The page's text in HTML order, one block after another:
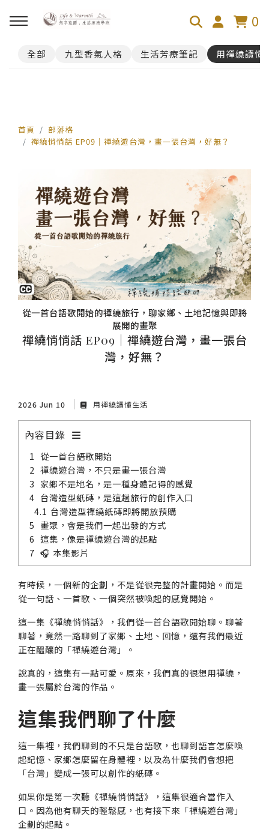
0
回主選單
禪繞遊台灣
全部 九型香氣人格 生活芳療筆記 用禪繞讀懂
首頁
部落格
禪繞悄悄話 EP09｜禪繞遊台灣，畫一張台灣，好無？
從一首台語歌開始的禪繞旅行，聊家鄉、土地記憶與即將
展開的畫聚
禪繞悄悄話 EP09｜禪繞遊台灣，畫一張台
灣，好無？
2026 Jun 10 用禪繞讀懂生活
內容目錄
從一首台語歌開始
禪繞遊台灣，不只是畫一張台灣
家鄉不是地名，是一種身體記得的感覺
台灣造型紙磚，是這趟旅行的創作入口
台灣造型禪繞紙磚即將開放預購
畫聚，會是我們一起出發的方式
這集，像是禪繞遊台灣的起點
🎧 本集影片
有時候，一個新的企劃，不是從很完整的計畫開始。而是
從一句話、一首歌、一個突然被喚起的感覺開始。
這一集《禪繞悄悄話》，我們從一首台語歌開始聊。聊著
聊著，竟然一路聊到了家鄉、土地、回憶，還有我們最近
正在醞釀的「禪繞遊台灣」。
說真的，這集有一點可愛。原來，我們真的很想用禪繞，
畫一張屬於台灣的作品。
這集我們聊了什麼
這一集裡，我們聊到的不只是台語歌，也聊到語言怎麼喚
起記憶、家鄉怎麼留在身體裡，以及為什麼我們會想把
「台灣」變成一張可以創作的紙磚。
如果你是第一次聽《禪繞悄悄話》，這集很適合當作入
口。因為他有聊天的輕鬆感，也有接下來「禪繞遊台灣」
企劃的起點。